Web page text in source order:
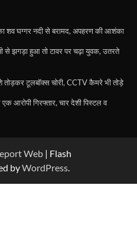
शव घग्गर नदी से बरामद, अपहरण की आशंका
से झगड़ा हुआ तो टावर पर चढ़ा युवक, उतरते
टूलबॉक्स चोरी, CCTV कैमरे भी तोड़े
आरोपी गिरफ्तार, चार देशी पिस्टल व
Web | Flash
byWordPress